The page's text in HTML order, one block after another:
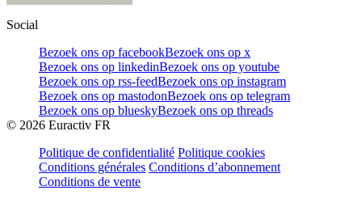
Social
Bezoek ons op facebookBezoek ons op x
Bezoek ons op linkedinBezoek ons op youtube
Bezoek ons op rss-feedBezoek ons op instagram
Bezoek ons op mastodonBezoek ons op telegram
Bezoek ons op blueskyBezoek ons op threads
© 2026 Euractiv FR
Politique de confidentialité Politique cookies
Conditions générales Conditions d’abonnement
Conditions de vente